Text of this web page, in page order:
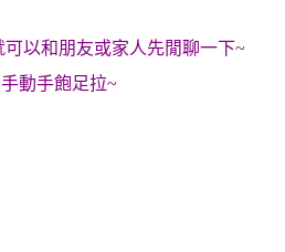
以和朋友或家人先閒聊一下~
動手飽足拉~